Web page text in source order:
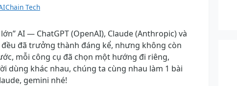
Tech
AI — ChatGPT (OpenAI), Claude (Anthropic) và
đã trưởng thành đáng kể, nhưng không còn
mỗi công cụ đã chọn một hướng đi riêng,
dùng khác nhau, chúng ta cùng nhau làm 1 bài
gemini nhé!